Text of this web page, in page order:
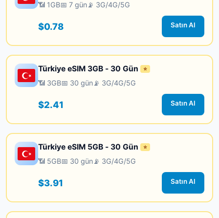
📶 1GB📅 7 gün📡 3G/4G/5G
$0.78 Satın Al
Türkiye eSIM 3GB - 30 Gün ⭐
📶 3GB📅 30 gün📡 3G/4G/5G
$2.41 Satın Al
Türkiye eSIM 5GB - 30 Gün ⭐
📶 5GB📅 30 gün📡 3G/4G/5G
$3.91 Satın Al